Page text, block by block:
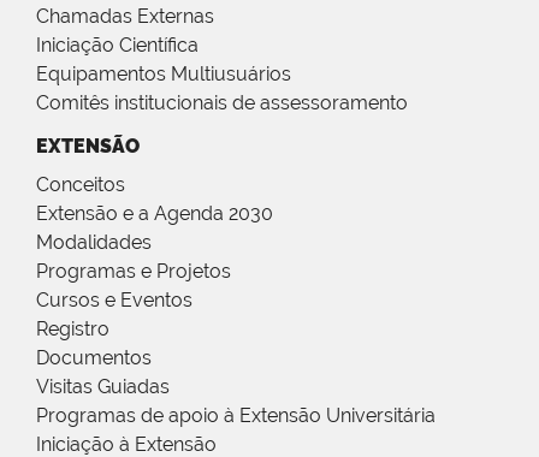
Chamadas Externas
Iniciação Científica
Equipamentos Multiusuários
Comitês institucionais de assessoramento
EXTENSÃO
Conceitos
Extensão e a Agenda 2030
Modalidades
Programas e Projetos
Cursos e Eventos
Registro
Documentos
Visitas Guiadas
Programas de apoio à Extensão Universitária
Iniciação à Extensão